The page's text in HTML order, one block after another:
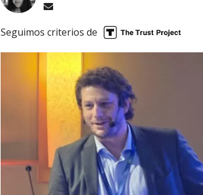
Seguimos criterios de